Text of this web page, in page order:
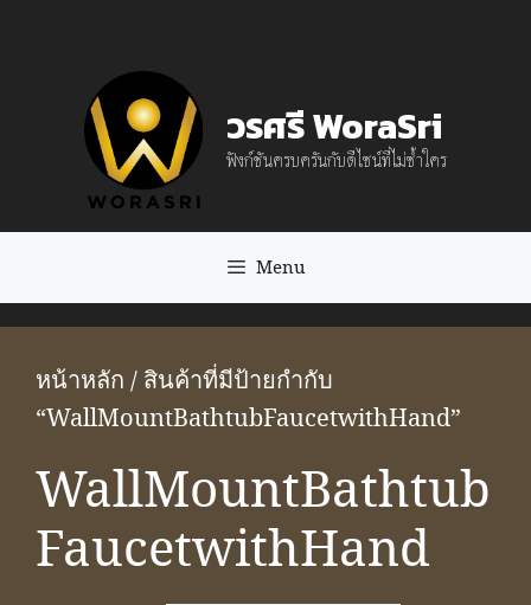
วรศรี WoraSri
ฟังก์ชันครบครันกับดีไซน์ที่ไม่ซ้ำใคร
Menu
หน้าหลัก / สินค้าที่มีป้ายกำกับ
“WallMountBathtubFaucetwithHand”
WallMountBathtub
FaucetwithHand